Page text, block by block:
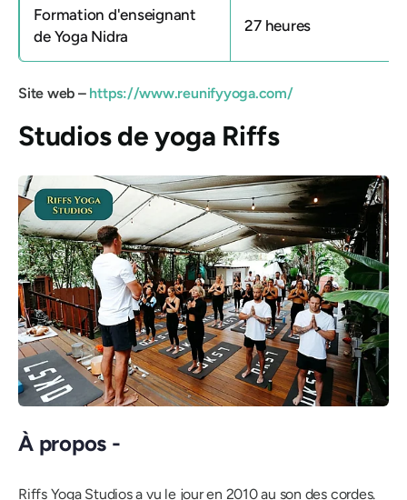
Formation d'enseignant
de Yoga Nidra
27 heures
Site web – https://www.reunifyyoga.com/
Studios de yoga Riffs
À propos -
Riffs Yoga Studios a vu le jour en 2010 au son des cordes.